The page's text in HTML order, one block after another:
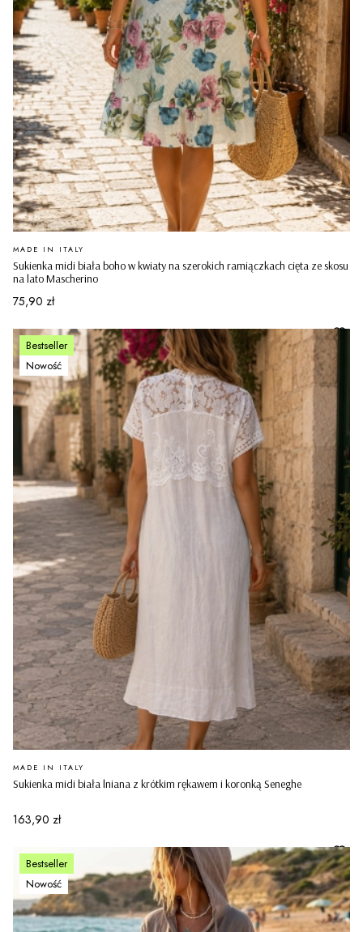
Sukienka midi biała boho w kwiaty na szerokich ramiączkach cięta ze skosu
na lato Mascherino
PRODUCENT
MADE IN ITALY
Cena
75,90 zł
Bestseller
Nowość
Sukienka midi biała lniana z krótkim rękawem i koronką Seneghe
PRODUCENT
MADE IN ITALY
Cena
163,90 zł
Bestseller
Nowość